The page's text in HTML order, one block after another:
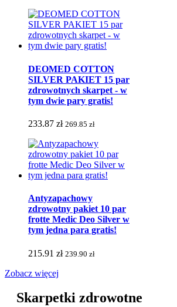
DEOMED COTTON
SILVER PAKIET 15 par
zdrowotnych skarpet - w
tym dwie pary gratis!
233.87 zł 269.85 zł
Antyzapachowy
zdrowotny pakiet 10 par
frotte Medic Deo Silver w
tym jedna para gratis!
215.91 zł 239.90 zł
Zobacz więcej
Skarpetki zdrowotne